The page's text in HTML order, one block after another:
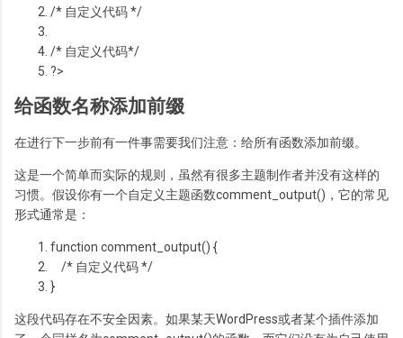
/* 自定义代码 */
/* 自定义代码*/
?>
给函数名称添加前缀
在进行下一步前有一件事需要我们注意：给所有函数添加前缀。
这是一个简单而实际的规则，虽然有很多主题制作者并没有这样的
习惯。假设你有一个自定义主题函数comment_output()，它的常见
形式通常是：
function comment_output() {
/* 自定义代码 */
}
这段代码存在不安全因素。如果某天WordPress或者某个插件添加